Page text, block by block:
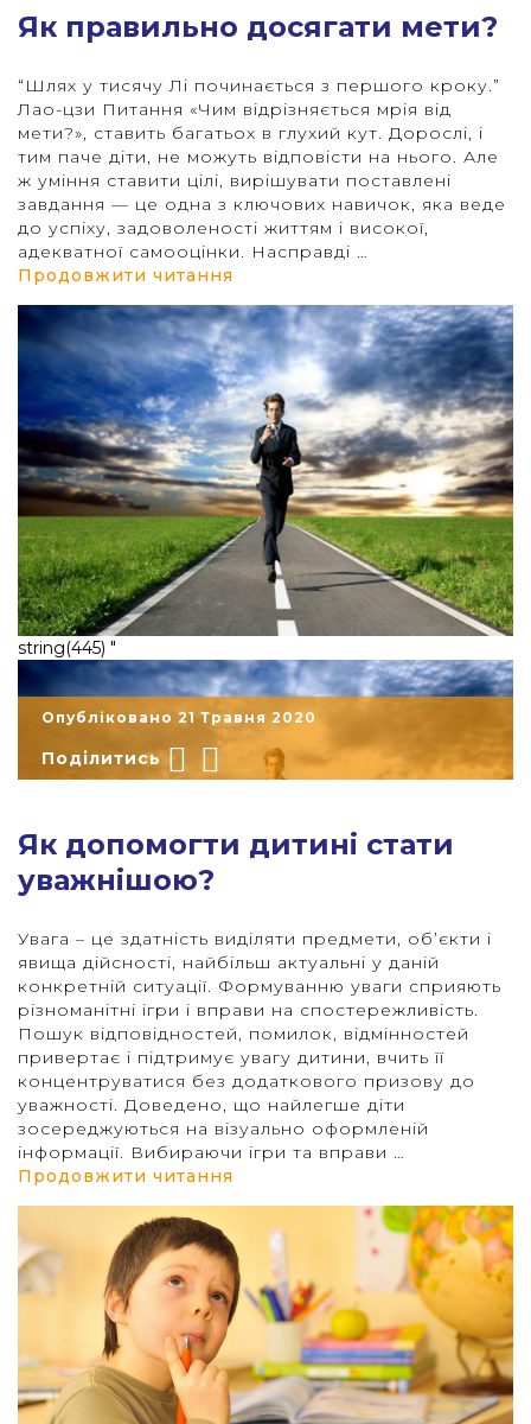
"
Як правильно досягати мети?
“Шлях у тисячу Лі починається з першого кроку.”
Лао-цзи Питання «Чим відрізняється мрія від
мети?», ставить багатьох в глухий кут. Дорослі, і
тим паче діти, не можуть відповісти на нього. Але
ж уміння ставити цілі, вирішувати поставлені
завдання — це одна з ключових навичок, яка веде
до успіху, задоволеності життям і високої,
адекватної самооцінки. Насправді …
Продовжити читання
string(445) "
Опубліковано 21 Травня 2020
Поділитись
Як допомогти дитині стати
уважнішою?
Увага – це здатність виділяти предмети, об’єкти і
явища дійсності, найбільш актуальні у даній
конкретній ситуації. Формуванню уваги сприяють
різноманітні ігри і вправи на спостережливість.
Пошук відповідностей, помилок, відмінностей
привертає і підтримує увагу дитини, вчить її
концентруватися без додаткового призову до
уважності. Доведено, що найлегше діти
зосереджуються на візуально оформленій
інформації. Вибираючи ігри та вправи …
Продовжити читання